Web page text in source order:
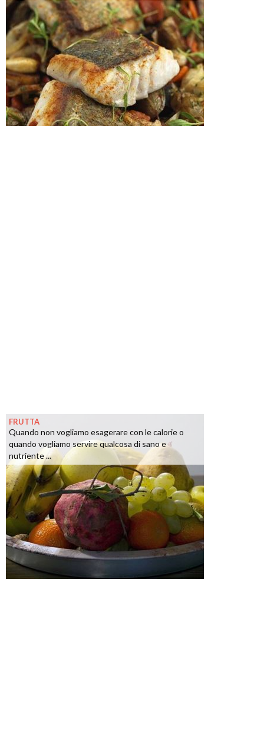
FRUTTA
Quando non vogliamo esagerare con le calorie o
quando vogliamo servire qualcosa di sano e
nutriente ...